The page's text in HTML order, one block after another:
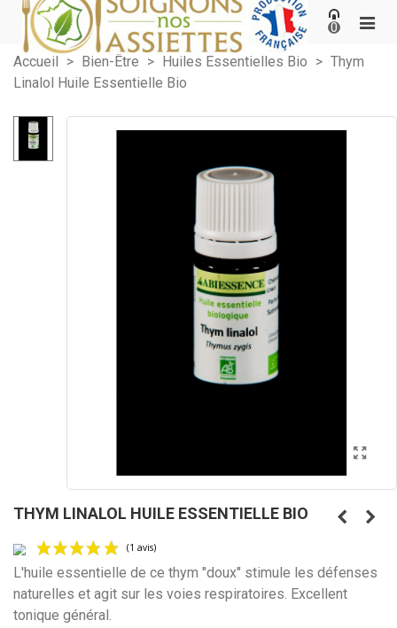
0
Accueil > Bien-Être > Huiles Essentielles Bio > Thym
Linalol Huile Essentielle Bio
THYM LINALOL HUILE ESSENTIELLE BIO
L'huile essentielle de ce thym "doux" stimule les défenses
naturelles et agit sur les voies respiratoires. Excellent
tonique général.